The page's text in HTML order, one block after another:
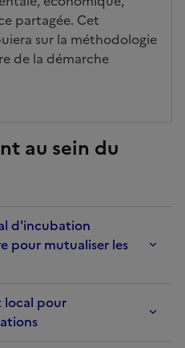
partagée. Cet
sur la méthodologie
de la démarche
au sein du
d'incubation
pour mutualiser les
local pour